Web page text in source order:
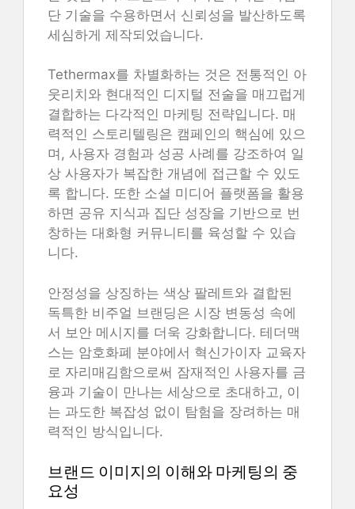
단 기술을 수용하면서 신뢰성을 발산하도록
세심하게 제작되었습니다.
Tethermax를 차별화하는 것은 전통적인 아
웃리치와 현대적인 디지털 전술을 매끄럽게
결합하는 다각적인 마케팅 전략입니다. 매
력적인 스토리텔링은 캠페인의 핵심에 있으
며, 사용자 경험과 성공 사례를 강조하여 일
상 사용자가 복잡한 개념에 접근할 수 있도
록 합니다. 또한 소셜 미디어 플랫폼을 활용
하면 공유 지식과 집단 성장을 기반으로 번
창하는 대화형 커뮤니티를 육성할 수 있습
니다.
안정성을 상징하는 색상 팔레트와 결합된
독특한 비주얼 브랜딩은 시장 변동성 속에
서 보안 메시지를 더욱 강화합니다. 테더맥
스는 암호화폐 분야에서 혁신가이자 교육자
로 자리매김함으로써 잠재적인 사용자를 금
융과 기술이 만나는 세상으로 초대하고, 이
는 과도한 복잡성 없이 탐험을 장려하는 매
력적인 방식입니다.
브랜드 이미지의 이해와 마케팅의 중
요성